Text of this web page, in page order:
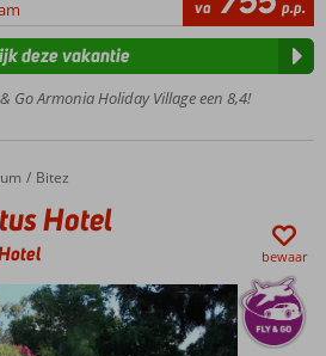
va p.p.
Go Armonia Holiday Village een 8,4!
deze vakantie
Bitez
Hotel
bewaar